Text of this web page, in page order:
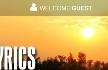
WELCOME GUEST